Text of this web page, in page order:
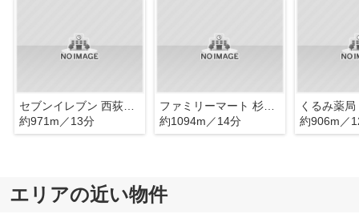
セブンイレブン 西荻神明通り店
約971m／13分
ファミリーマート 杉並宮前三丁目店
約1094m／14分
くるみ薬局
約906m／
エリアの近い物件